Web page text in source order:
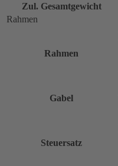
Zul. Gesamtgewicht
Rahmen
Rahmen
Gabel
Steuersatz